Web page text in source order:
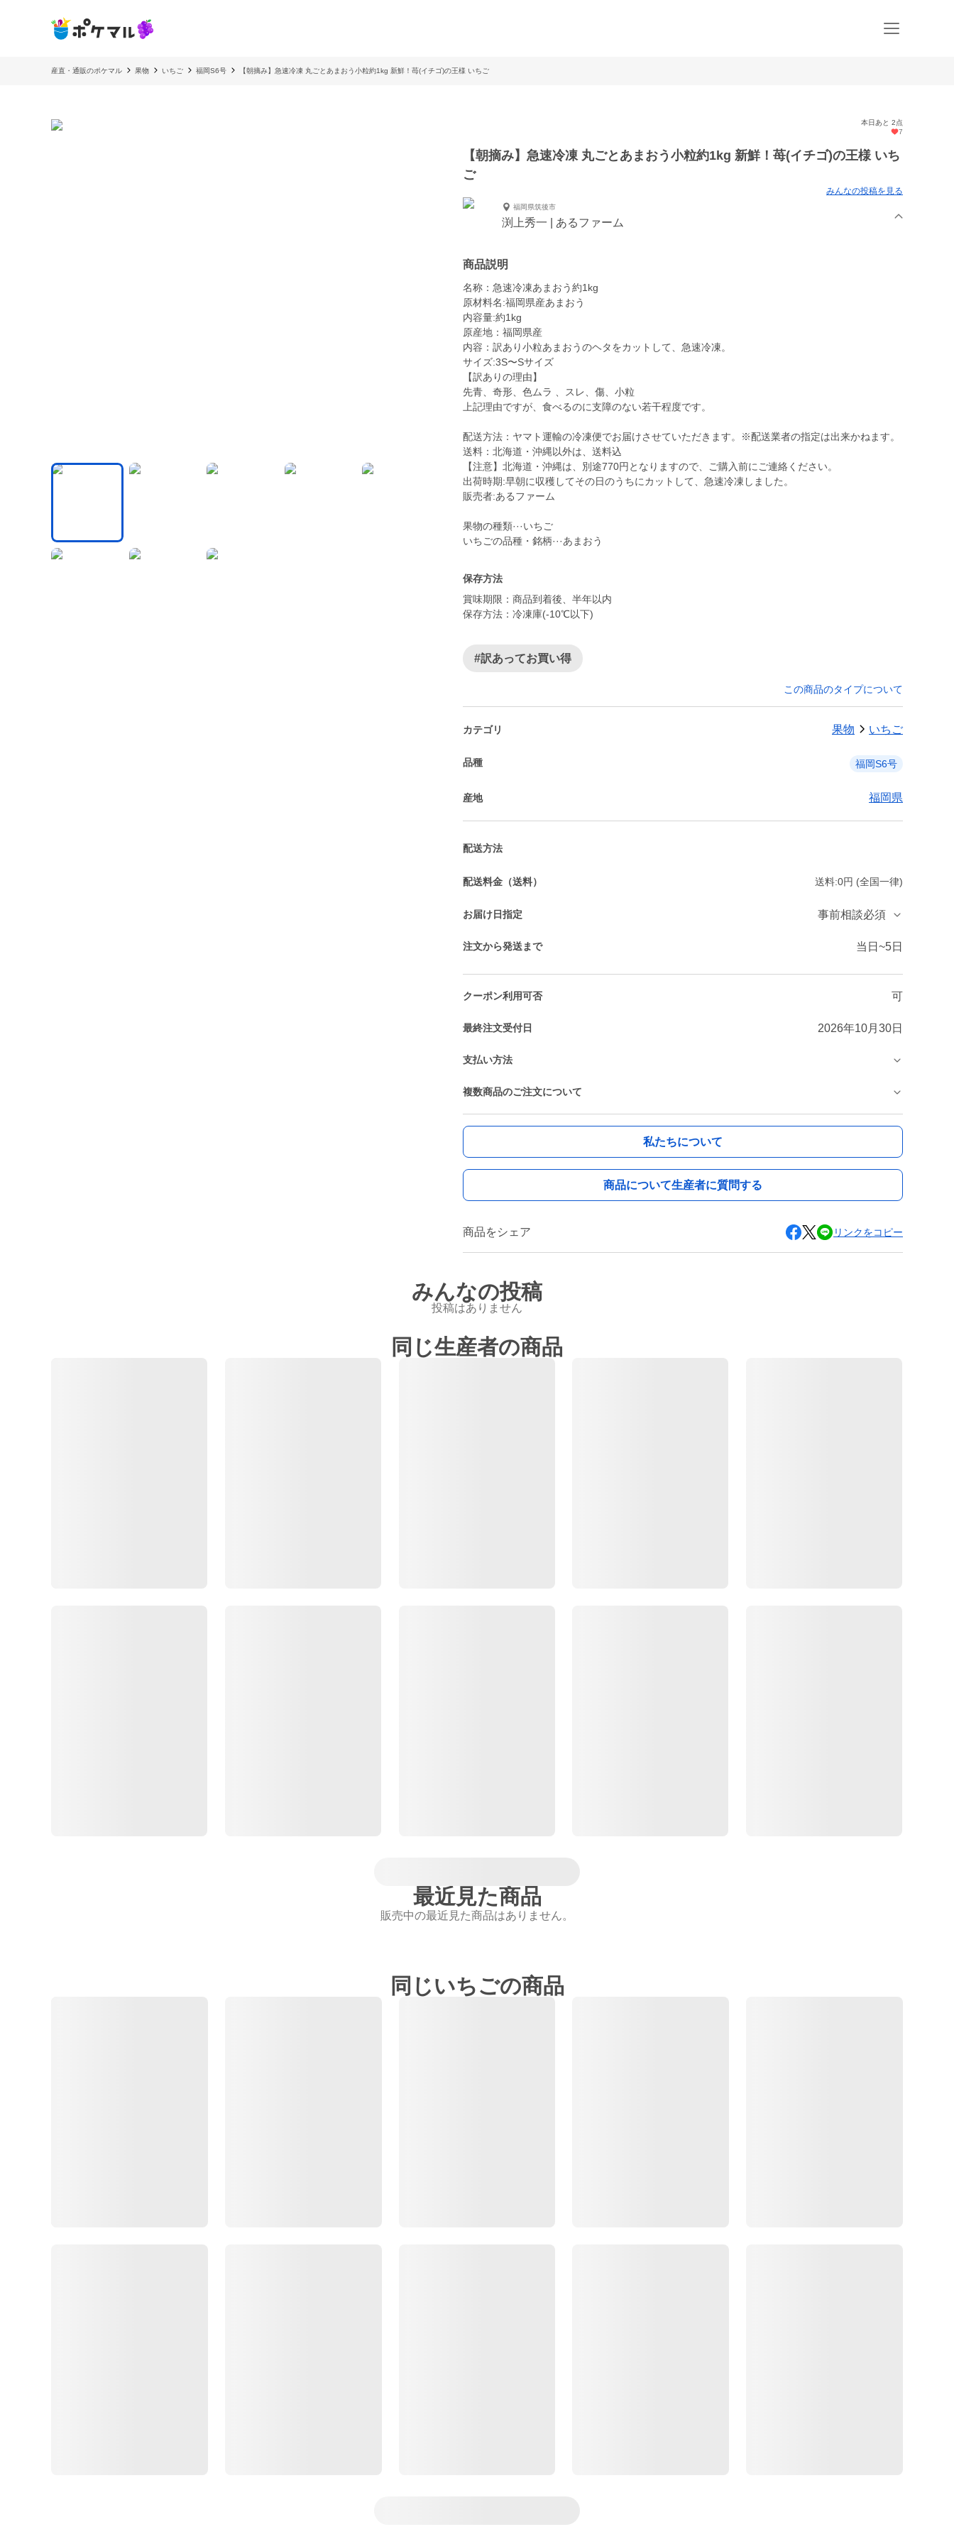
産直・通販のポケマル 果物 いちご 福岡S6号 【朝摘み】急速冷凍 丸ごとあまおう小粒約1kg 新鮮！苺(イチゴ)の王様 いちご
本日あと 2点
7
【朝摘み】急速冷凍 丸ごとあまおう小粒約1kg 新鮮！苺(イチゴ)の王様 いち
ご
みんなの投稿を見る
福岡県筑後市
渕上秀一 | あるファーム
商品説明
名称：急速冷凍あまおう約1kg
原材料名:福岡県産あまおう
内容量:約1kg
原産地：福岡県産
内容：訳あり小粒あまおうのヘタをカットして、急速冷凍。
サイズ:3S〜Sサイズ
【訳ありの理由】
先青、奇形、色ムラ 、スレ、傷、小粒
上記理由ですが、食べるのに支障のない若干程度です。
配送方法：ヤマト運輸の冷凍便でお届けさせていただきます。※配送業者の指定は出来かねます。
送料：北海道・沖縄以外は、送料込
【注意】北海道・沖縄は、別途770円となりますので、ご購入前にご連絡ください。
出荷時期:早朝に収穫してその日のうちにカットして、急速冷凍しました。
販売者:あるファーム
果物の種類···いちご
いちごの品種・銘柄···あまおう
保存方法
賞味期限：商品到着後、半年以内
保存方法：冷凍庫(-10℃以下)
#訳あってお買い得
この商品のタイプについて
カテゴリ 果物 いちご
品種 福岡S6号
産地 福岡県
配送方法
配送料金（送料） 送料:0円 (全国一律)
お届け日指定 事前相談必須
注文から発送まで 当日~5日
クーポン利用可否 可
最終注文受付日 2026年10月30日
支払い方法
複数商品のご注文について
私たちについて
商品について生産者に質問する
商品をシェア リンクをコピー
みんなの投稿
投稿はありません
同じ生産者の商品
最近見た商品
販売中の最近見た商品はありません。
同じいちごの商品